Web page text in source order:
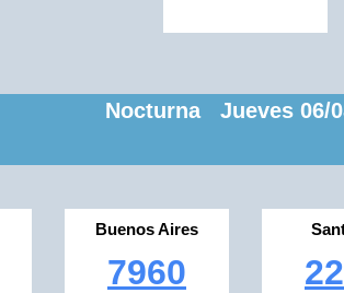
Nocturna Jueves 06/
Buenos Aires
7960